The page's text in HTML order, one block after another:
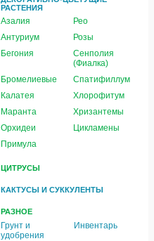
РАСТЕНИЯ
Азалия
Рео
Антуриум
Розы
Бегония
Сенполия
(Фиалка)
Бромелиевые
Спатифиллум
Калатея
Хлорофитум
Маранта
Хризантемы
Орхидеи
Цикламены
Примула
ЦИТРУСЫ
КАКТУСЫ И СУККУЛЕНТЫ
РАЗНОЕ
Грунт и
удобрения
Инвентарь